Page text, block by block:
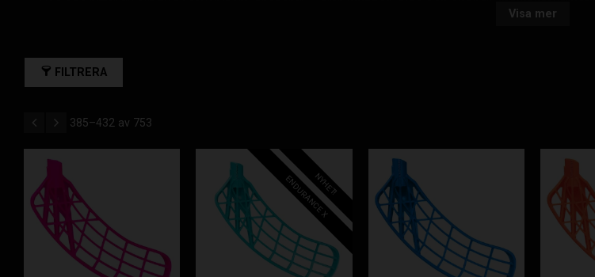
varumärken som:
Upptäck vårt sortiment av innebandyprodukter och
Visa mer
FILTRERA
385–432 av 753
NYHET!
ENDURANCE X